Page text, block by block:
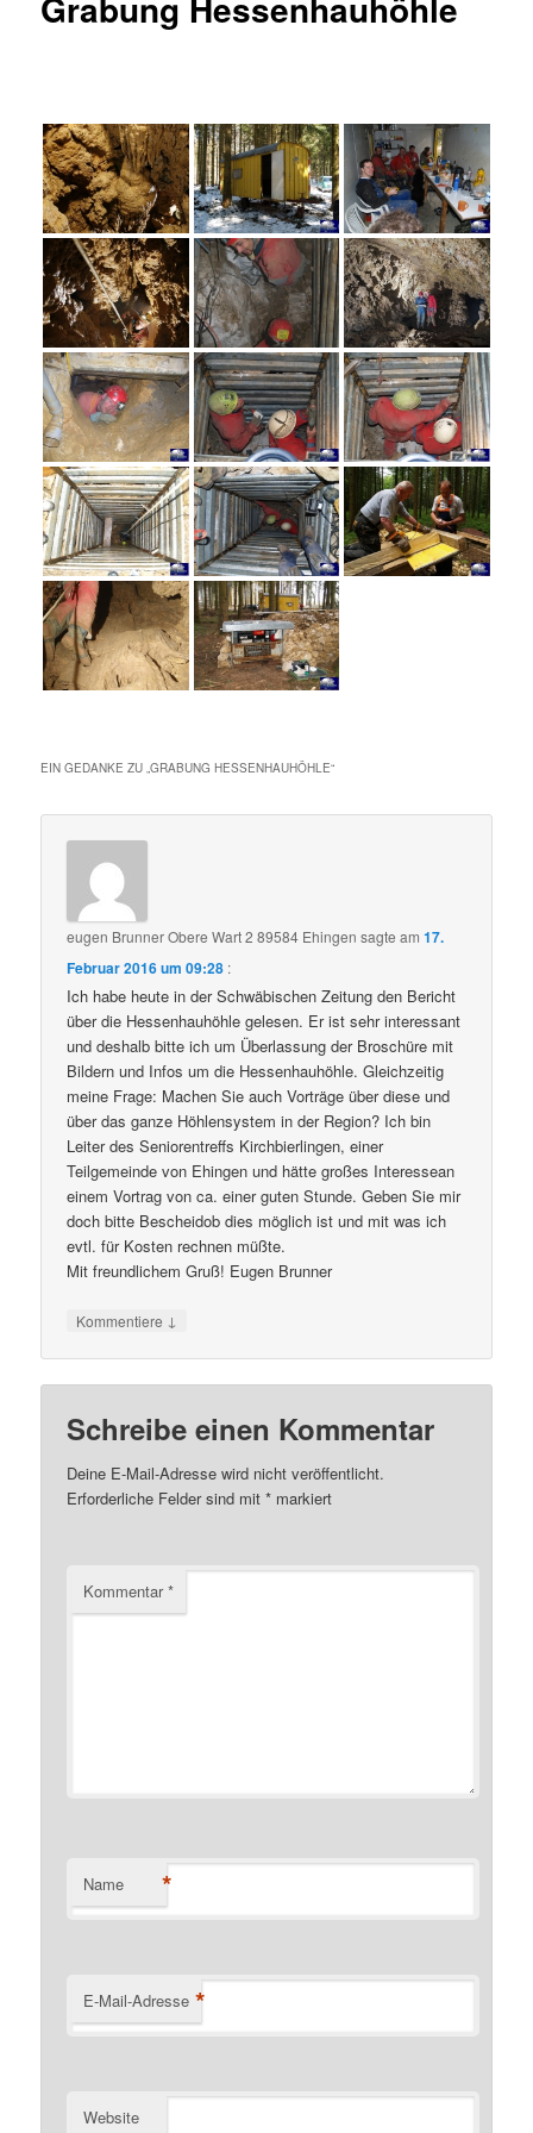
EIN GEDANKE ZU „GRABUNG HESSENHAUHÖHLE“
eugen Brunner Obere Wart 2 89584 Ehingen sagte am17.
Februar 2016 um 09:28 :
Ich habe heute in der Schwäbischen Zeitung den Bericht
über die Hessenhauhöhle gelesen. Er ist sehr interessant
und deshalb bitte ich um Überlassung der Broschüre mit
Bildern und Infos um die Hessenhauhöhle. Gleichzeitig
meine Frage: Machen Sie auch Vorträge über diese und
über das ganze Höhlensystem in der Region? Ich bin
Leiter des Seniorentreffs Kirchbierlingen, einer
Teilgemeinde von Ehingen und hätte großes Interessean
einem Vortrag von ca. einer guten Stunde. Geben Sie mir
doch bitte Bescheidob dies möglich ist und mit was ich
evtl. für Kosten rechnen müßte.
Mit freundlichem Gruß! Eugen Brunner
Kommentiere ↓
Schreibe einen Kommentar
Deine E-Mail-Adresse wird nicht veröffentlicht.
Erforderliche Felder sind mit* markiert
Kommentar*
Name *
E-Mail-Adresse *
Website